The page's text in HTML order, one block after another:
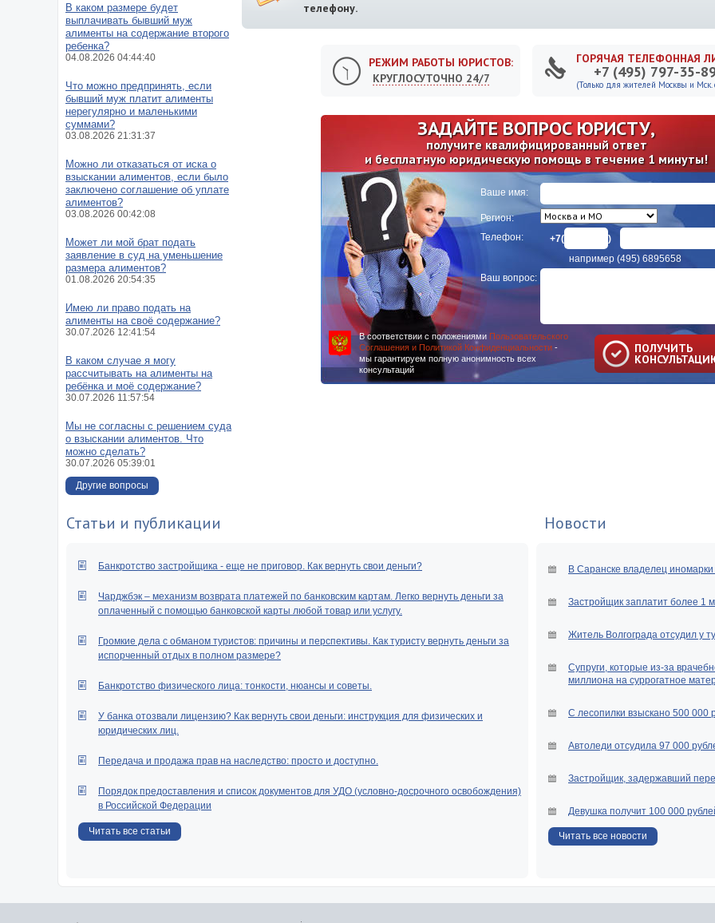
телефону.
РЕЖИМ РАБОТЫ ЮРИСТОВ:
КРУГЛОСУТОЧНО 24/7
ГОРЯЧАЯ ТЕЛЕФОННАЯ
+7 (495) 797-35-
(Только для жителей Москвы и Мск.
ЗАДАЙТЕ ВОПРОС ЮРИСТУ,
получите квалифицированный ответ
и бесплатную юридическую помощь в течение 1 минуты!
Ваше имя:
Регион:
Телефон:
+7(
)
например (495) 6895658
Ваш вопрос:
В соответствии с положениями Пользовательского
Соглашения и Политикой Конфиденциальности -
мы гарантируем полную анонимность всех
консультаций
ПОЛУЧИТЬ
В каком размере будет
выплачивать бывший муж
алименты на содержание второго
ребенка?
04.08.2026 04:44:40
Что можно предпринять, если
бывший муж платит алименты
нерегулярно и маленькими
суммами?
03.08.2026 21:31:37
Можно ли отказаться от иска о
взыскании алиментов, если было
заключено соглашение об уплате
алиментов?
03.08.2026 00:42:08
Может ли мой брат подать
заявление в суд на уменьшение
размера алиментов?
01.08.2026 20:54:35
Имею ли право подать на
алименты на своё содержание?
30.07.2026 12:41:54
В каком случае я могу
рассчитывать на алименты на
ребёнка и моё содержание?
30.07.2026 11:57:54
Мы не согласны с решением суда
о взыскании алиментов. Что
можно сделать?
30.07.2026 05:39:01
Другие вопросы
Статьи и публикации
Банкротство застройщика - еще не приговор. Как вернуть свои деньги?
Чарджбэк – механизм возврата платежей по банковским картам. Легко вернуть деньги за
оплаченный с помощью банковской карты любой товар или услугу.
Громкие дела с обманом туристов: причины и перспективы. Как туристу вернуть деньги за
испорченный отдых в полном размере?
Банкротство физического лица: тонкости, нюансы и советы.
У банка отозвали лицензию? Как вернуть свои деньги: инструкция для физических и
юридических лиц.
Передача и продажа прав на наследство: просто и доступно.
Порядок предоставления и список документов для УДО (условно-досрочного освобождения)
в Российской Федерации
Читать все статьи
Новости
В Саранске владелец
Застройщик заплатит более 1
Житель Волгограда отсудил у
Супруги, которые из-за
миллиона на суррогатное
С лесопилки взыскано 500 000
Автоледи отсудила 97 000
Застройщик, задержавший
Девушка получит 100 000
Читать все новости